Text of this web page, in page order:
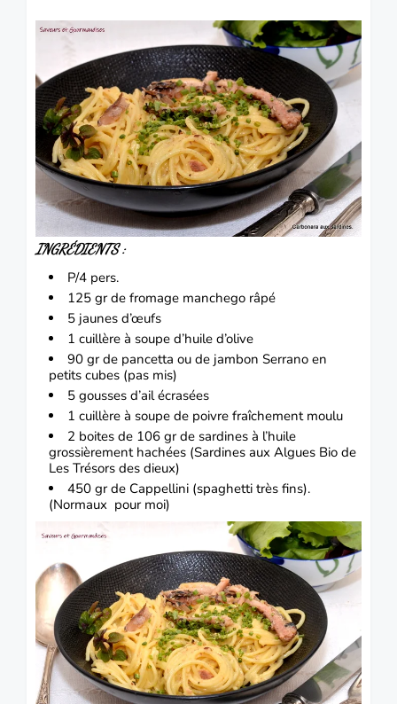
INGRÉDIENTS :
P/4 pers.
125 gr de fromage manchego râpé
5 jaunes d’œufs
1 cuillère à soupe d’huile d’olive
90 gr de pancetta ou de jambon Serrano en
petits cubes (pas mis)
5 gousses d’ail écrasées
1 cuillère à soupe de poivre fraîchement moulu
2 boites de 106 gr de sardines à l’huile
grossièrement hachées (Sardines aux Algues Bio de
Les Trésors des dieux)
450 gr de Cappellini (spaghetti très fins).
(Normaux pour moi)